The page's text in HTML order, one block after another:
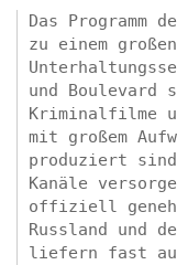
Das Programm
zu einem
und Boulevard
Kriminalfilme
mit großem
produziert
Kanäle
offiziell
Russland und
liefern fast